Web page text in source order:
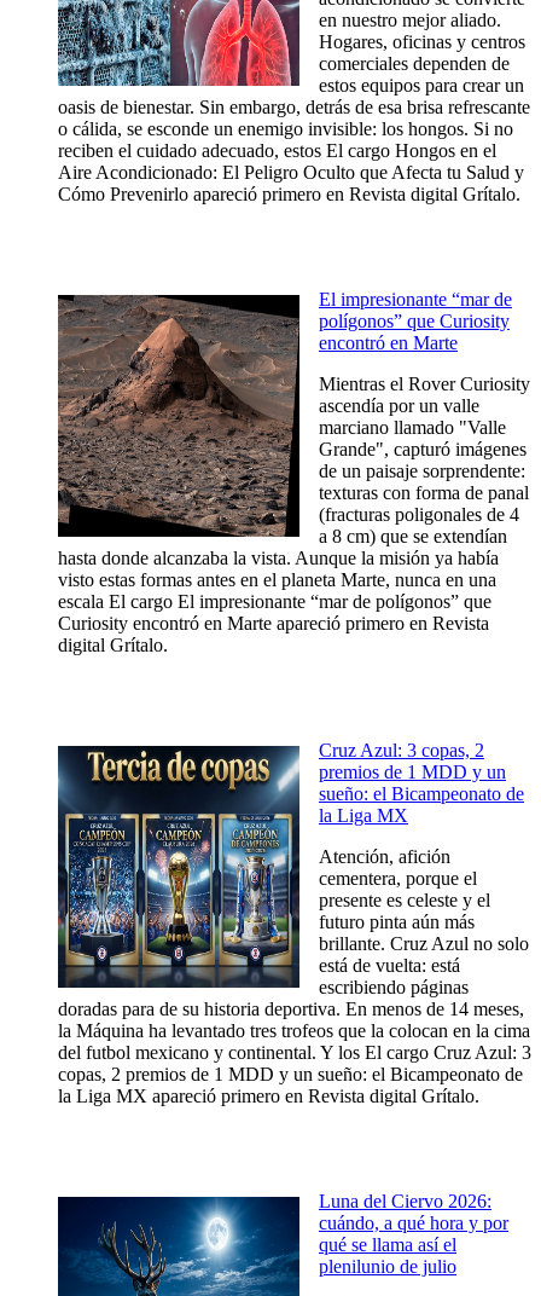
en nuestro mejor aliado.
Hogares, oficinas y centros
comerciales dependen de
estos equipos para crear un
oasis de bienestar. Sin embargo, detrás de esa brisa refrescante
o cálida, se esconde un enemigo invisible: los hongos. Si no
reciben el cuidado adecuado, estos El cargo Hongos en el
Aire Acondicionado: El Peligro Oculto que Afecta tu Salud y
Cómo Prevenirlo apareció primero en Revista digital Grítalo.
El impresionante “mar de
polígonos” que Curiosity
encontró en Marte
Mientras el Rover Curiosity
ascendía por un valle
marciano llamado "Valle
Grande", capturó imágenes
de un paisaje sorprendente:
texturas con forma de panal
(fracturas poligonales de 4
a 8 cm) que se extendían
hasta donde alcanzaba la vista. Aunque la misión ya había
visto estas formas antes en el planeta Marte, nunca en una
escala El cargo El impresionante “mar de polígonos” que
Curiosity encontró en Marte apareció primero en Revista
digital Grítalo.
Cruz Azul: 3 copas, 2
premios de 1 MDD y un
sueño: el Bicampeonato de
la Liga MX
Atención, afición
cementera, porque el
presente es celeste y el
futuro pinta aún más
brillante. Cruz Azul no solo
está de vuelta: está
escribiendo páginas
doradas para de su historia deportiva. En menos de 14 meses,
la Máquina ha levantado tres trofeos que la colocan en la cima
del futbol mexicano y continental. Y los El cargo Cruz Azul: 3
copas, 2 premios de 1 MDD y un sueño: el Bicampeonato de
la Liga MX apareció primero en Revista digital Grítalo.
Luna del Ciervo 2026:
cuándo, a qué hora y por
qué se llama así el
plenilunio de julio